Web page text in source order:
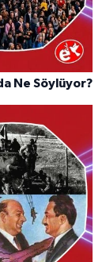
Ne Söylüyor?